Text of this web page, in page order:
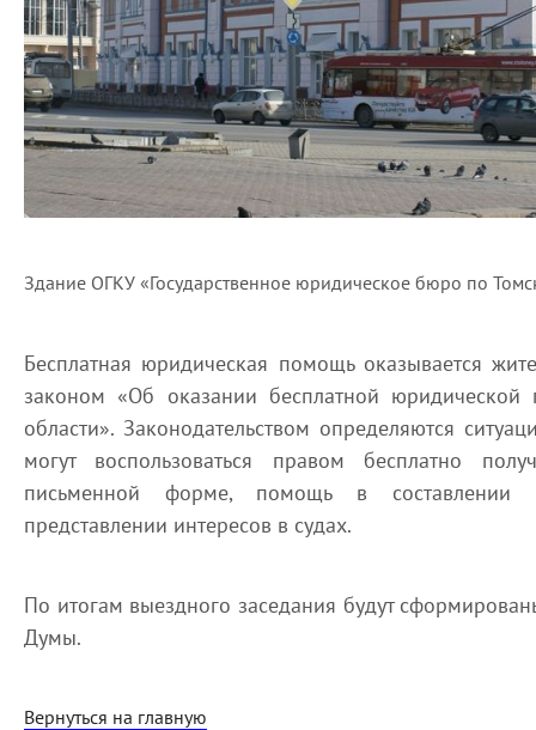
Здание ОГКУ «Государственное юридическое бюро по
Бесплатная юридическая помощь оказывается
законом «Об оказании бесплатной
области». Законодательством определяются
могут воспользоваться правом бесплатно
письменной форме, помощь в составлении
представлении интересов в судах.
По итогам выездного заседания будут
Думы.
Вернуться на главную